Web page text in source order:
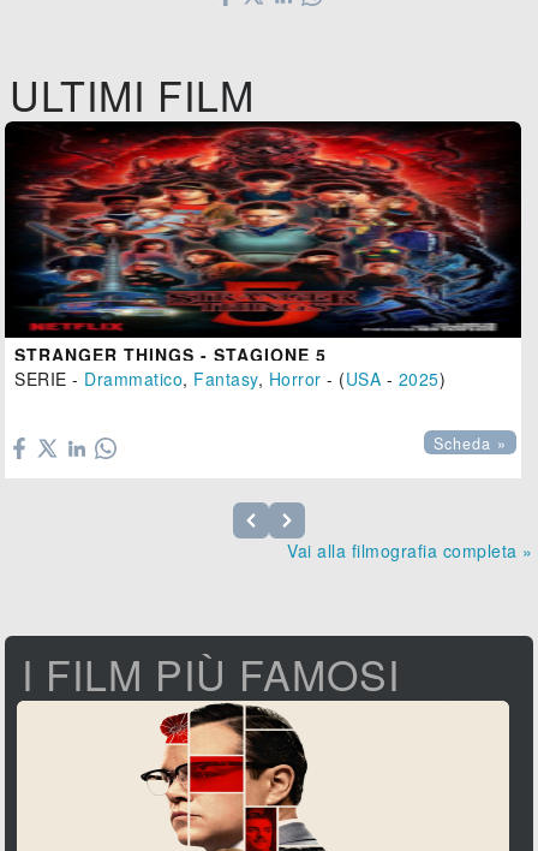
ULTIMI FILM
STRANGER THINGS - STAGIONE 5
SERIE - Drammatico, Fantasy, Horror - (USA - 2025)
Scheda »
Vai alla filmografia completa »
I FILM PIÙ FAMOSI